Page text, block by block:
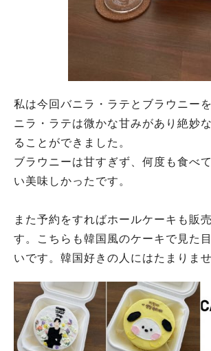
私は今回バニラ・ラテとブラウニー
ニラ・ラテは微かな甘みがあり絶妙
ることができました。
ブラウニーは甘すぎず、何度も食べ
い美味しかったです。
また予約をすればホールケーキも販
す。こちらも韓国風のケーキで見た
いです。韓国好きの人にはたまりませ